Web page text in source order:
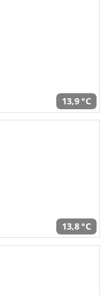
13,9 °C
13,8 °C